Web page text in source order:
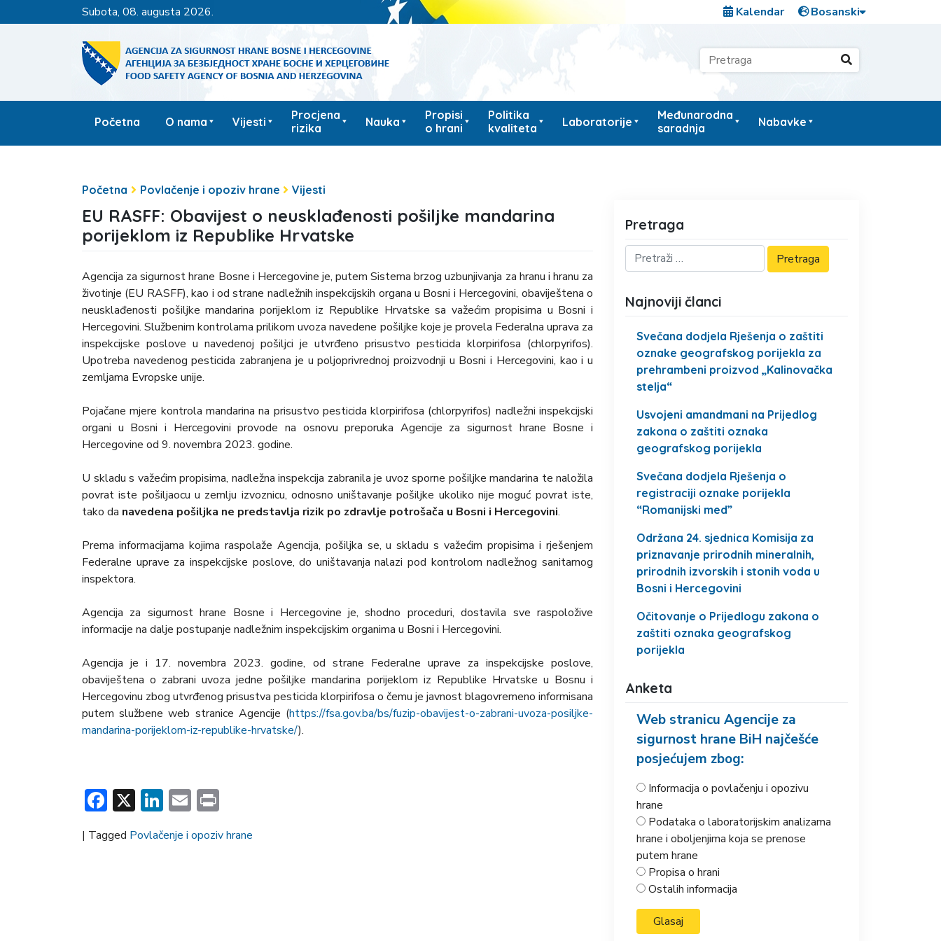
subota, 08. augusta 2026. Kalendar
Početna O nama Vijesti
Procjena
rizika
Nauka
Propisi
o hrani
Politika
kvaliteta
Laboratorije
Međunarodna
saradnja
Nabavke
Početna Povlačenje i opoziv hrane Vijesti
EU RASFF: Obavijest o neusklađenosti pošiljke mandarina
porijeklom iz Republike Hrvatske
Agencija za sigurnost hrane Bosne i Hercegovine je, putem Sistema brzog uzbunjivanja za hranu i hranu za
životinje (EU RASFF), kao i od strane nadležnih inspekcijskih organa u Bosni i Hercegovini, obaviještena o
neusklađenosti pošiljke mandarina porijeklom iz Republike Hrvatske sa važećim propisima u Bosni i
Hercegovini. Službenim kontrolama prilikom uvoza navedene pošiljke koje je provela Federalna uprava za
inspekcijske poslove u navedenoj pošiljci je utvrđeno prisustvo pesticida klorpirifosa (chlorpyrifos).
Upotreba navedenog pesticida zabranjena je u poljoprivrednoj proizvodnji u Bosni i Hercegovini, kao i u
zemljama Evropske unije.
Pojačane mjere kontrola mandarina na prisustvo pesticida klorpirifosa (chlorpyrifos) nadležni inspekcijski
organi u Bosni i Hercegovini provode na osnovu preporuka Agencije za sigurnost hrane Bosne i
Hercegovine od 9. novembra 2023. godine.
U skladu s važećim propisima, nadležna inspekcija zabranila je uvoz sporne pošiljke mandarina te naložila
povrat iste pošiljaocu u zemlju izvoznicu, odnosno uništavanje pošiljke ukoliko nije moguć povrat iste,
tako da navedena pošiljka ne predstavlja rizik po zdravlje potrošača u Bosni i Hercegovini.
Prema informacijama kojima raspolaže Agencija, pošiljka se, u skladu s važećim propisima i rješenjem
Federalne uprave za inspekcijske poslove, do uništavanja nalazi pod kontrolom nadležnog sanitarnog
inspektora.
Agencija za sigurnost hrane Bosne i Hercegovine je, shodno proceduri, dostavila sve raspoložive
informacije na dalje postupanje nadležnim inspekcijskim organima u Bosni i Hercegovini.
Agencija je i 17. novembra 2023. godine, od strane Federalne uprave za inspekcijske poslove,
obaviještena o zabrani uvoza jedne pošiljke mandarina porijeklom iz Republike Hrvatske u Bosnu i
Hercegovinu zbog utvrđenog prisustva pesticida klorpirifosa o čemu je javnost blagovremeno informisana
putem službene web stranice Agencije (https://fsa.gov.ba/bs/fuzip-obavijest-o-zabrani-uvoza-posiljke-
mandarina-porijeklom-iz-republike-hrvatske/).
Facebook
X LinkedIn
Email
| Tagged Povlačenje i opoziv hrane
Pretraga
Najnoviji članci
Svečana dodjela Rješenja o zaštiti
oznake geografskog porijekla za
prehrambeni proizvod „Kalinovačka
stelja“
Usvojeni amandmani na Prijedlog
zakona o zaštiti oznaka
geografskog porijekla
Svečana dodjela Rješenja o
registraciji oznake porijekla
“Romanijski med”
Održana 24. sjednica Komisija za
priznavanje prirodnih mineralnih,
prirodnih izvorskih i stonih voda u
Bosni i Hercegovini
Očitovanje o Prijedlogu zakona o
zaštiti oznaka geografskog
porijekla
Anketa
Web stranicu Agencije za
sigurnost hrane BiH najčešće
posjećujem zbog:
Informacija o povlačenju i opozivu
hrane
Podataka o laboratorijskim analizama
hrane i oboljenjima koja se prenose
putem hrane
Propisa o hrani
Ostalih informacija